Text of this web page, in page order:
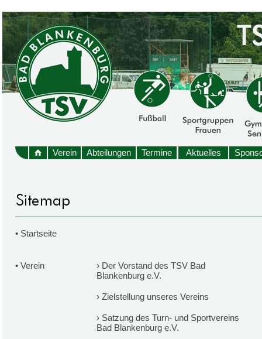
Verein Abteilungen Termine Aktuelles
• Startseite
• Verein › Der Vorstand des TSV Bad
Blankenburg e.V.
› Zielstellung unseres Vereins
› Satzung des Turn- und Sportvereins
Bad Blankenburg e.V.